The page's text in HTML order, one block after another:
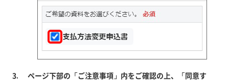
ページ下部の「ご注意事項」内をご確認の上、「同意す